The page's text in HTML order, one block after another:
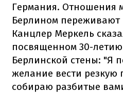
Германия. Отношения
Берлином переживают
Канцлер Меркель
посвященном 30-
Берлинской стены: "Я
желание вести резкую
собираю разбитые